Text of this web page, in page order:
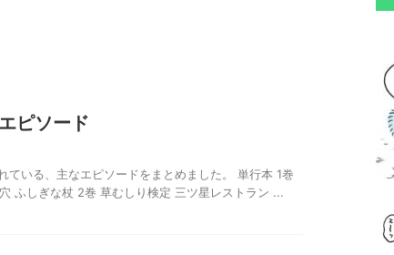
ピソード
ている、主なエピソードをまとめました。 単行本 1巻
ふしぎな杖 2巻 草むしり検定 三ツ星レストラン ...